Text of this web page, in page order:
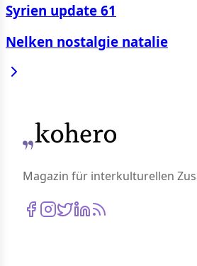
Syrien update 61
Nelken nostalgie natalie
Magazin für interkulturellen